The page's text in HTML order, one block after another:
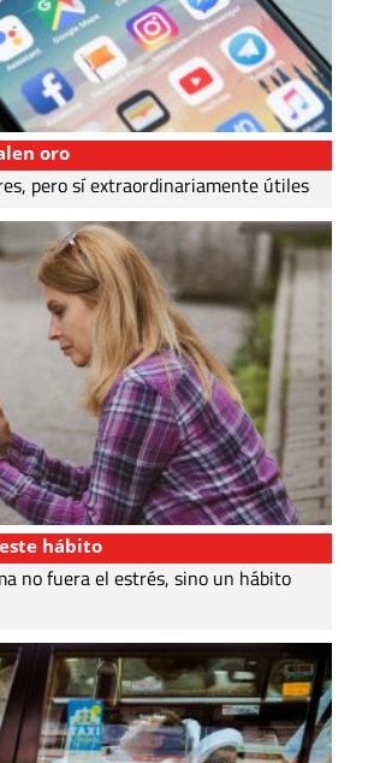
oro
pero sí extraordinariamente útiles
hábito
no fuera el estrés, sino un hábito